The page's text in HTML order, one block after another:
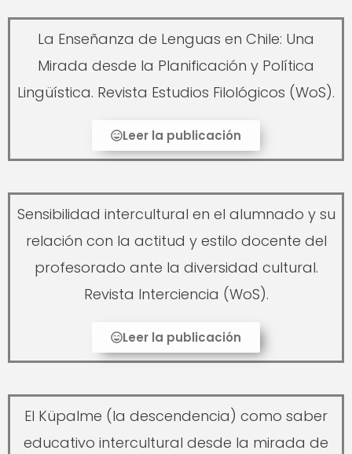
La Enseñanza de Lenguas en Chile: Una
Mirada desde la Planificación y Política
Lingüística. Revista Estudios Filológicos (WoS).
Leer la publicación
Sensibilidad intercultural en el alumnado y su
relación con la actitud y estilo docente del
profesorado ante la diversidad cultural.
Revista Interciencia (WoS).
Leer la publicación
El Küpalme (la descendencia) como saber
educativo intercultural desde la mirada de